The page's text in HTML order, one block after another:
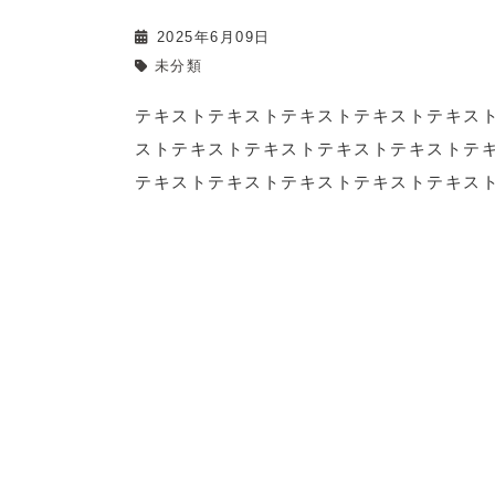
2025年6月09日
未分類
テキストテキストテキストテキストテキス
ストテキストテキストテキストテキストテ
テキストテキストテキストテキストテキス